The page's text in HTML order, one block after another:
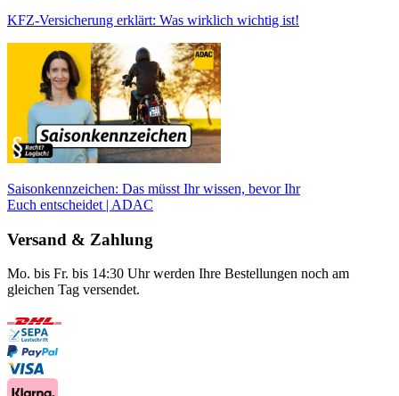
KFZ-Versicherung erklärt: Was wirklich wichtig ist!
Saisonkennzeichen: Das müsst Ihr wissen, bevor Ihr
Euch entscheidet | ADAC
Versand & Zahlung
Mo. bis Fr. bis 14:30 Uhr werden Ihre Bestellungen noch am
gleichen Tag versendet.